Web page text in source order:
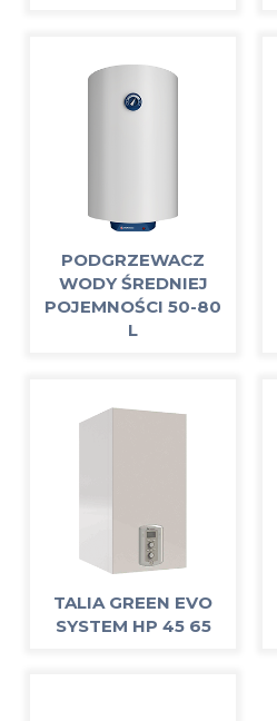
PODGRZEWACZ
WODY ŚREDNIEJ
POJEMNOŚCI 50-80
L
TALIA GREEN EVO
SYSTEM HP 45 65